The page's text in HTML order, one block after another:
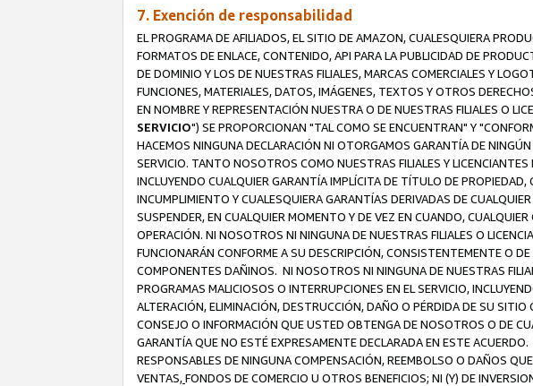
7. Exención de responsabilidad
EL PROGRAMA DE AFILIADOS, EL SITIO DE AMAZON, CUALESQUIERA
FORMATOS DE ENLACE, CONTENIDO, API PARA LA PUBLICIDAD DE
DE DOMINIO Y LOS DE NUESTRAS FILIALES, MARCAS COMERCIALES Y
FUNCIONES, MATERIALES, DATOS, IMÁGENES, TEXTOS Y OTROS
EN NOMBRE Y REPRESENTACIÓN NUESTRA O DE NUESTRAS FILIALES O
SERVICIO") SE PROPORCIONAN "TAL COMO SE ENCUENTRAN" Y
HACEMOS NINGUNA DECLARACIÓN NI OTORGAMOS GARANTÍA DE
SERVICIO. TANTO NOSOTROS COMO NUESTRAS FILIALES Y
INCLUYENDO CUALQUIER GARANTÍA IMPLÍCITA DE TÍTULO DE
INCUMPLIMIENTO Y CUALESQUIERA GARANTÍAS DERIVADAS DE
SUSPENDER, EN CUALQUIER MOMENTO Y DE VEZ EN CUANDO,
OPERACIÓN. NI NOSOTROS NI NINGUNA DE NUESTRAS FILIALES O
FUNCIONARÁN CONFORME A SU DESCRIPCIÓN, CONSISTENTEMENTE O
COMPONENTES DAÑINOS. NI NOSOTROS NI NINGUNA DE NUESTRAS
PROGRAMAS MALICIOSOS O INTERRUPCIONES EN EL SERVICIO,
ALTERACIÓN, ELIMINACIÓN, DESTRUCCIÓN, DAÑO O PÉRDIDA DE SU
CONSEJO O INFORMACIÓN QUE USTED OBTENGA DE NOSOTROS O DE
GARANTÍA QUE NO ESTÉ EXPRESAMENTE DECLARADA EN ESTE
RESPONSABLES DE NINGUNA COMPENSACIÓN, REEMBOLSO O DAÑOS
VENTAS,FONDOS DE COMERCIO U OTROS BENEFICIOS; NI (Y) DE